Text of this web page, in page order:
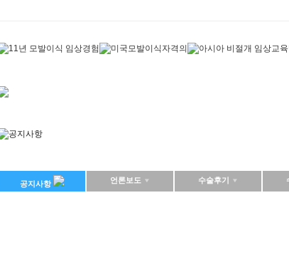
공지사항 언론보도 수술후기